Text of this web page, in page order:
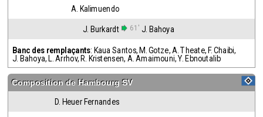
A. Kalimuendo
J. Burkardt 61' J. Bahoya
Banc des remplaçants: Kaua Santos, M. Gotze, A. Theate, F. Chaibi,
J. Bahoya, L. Arrhov, R. Kristensen, A. Amaimouni,Y. Ebnoutalib
Composition de Hambourg SV
D. Heuer Fernandes